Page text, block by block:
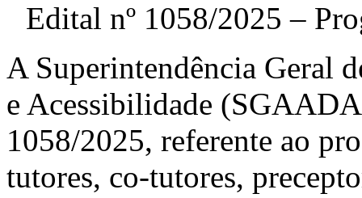
Edital nº 1058/2025 –
A Superintendência Geral
e Acessibilidade
1058/2025, referente ao
tutores, co-tutores,